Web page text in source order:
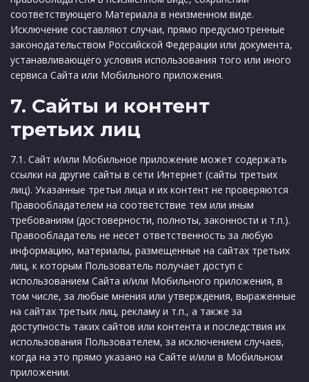
соответствующего Материала в неизменном виде.
Исключение составляют случаи, прямо предусмотренные
законодательством Российской Федерации или документа,
устанавливающего условия использования того или иного
сервиса Сайта или Мобильного приложения.
7. Сайты и контент
третьих лиц
7.1. Сайт и/или Мобильное приложение может содержать
ссылки на другие сайты в сети Интернет (сайты третьих
лиц). Указанные третьи лица и их контент не проверяются
Правообладателем на соответствие тем или иным
требованиям (достоверности, полноты, законности и т.п.).
Правообладатель не несет ответственность за любую
информацию, материалы, размещенные на сайтах третьих
лиц, к которым Пользователь получает доступ с
использованием Сайта и/или Мобильного приложения, в
том числе, за любые мнения или утверждения, выраженные
на сайтах третьих лиц, рекламу и т.п., а также за
доступность таких сайтов или контента и последствия их
использования Пользователем, за исключением случаев,
когда на это прямо указано на Сайте и/или в Мобильном
приложении.